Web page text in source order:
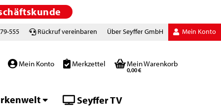
555 Rückruf vereinbaren Über Seyffer GmbH Mein Konto
Mein Konto Merkzettel Mein Warenkorb
0,00 €
Seyffer TV